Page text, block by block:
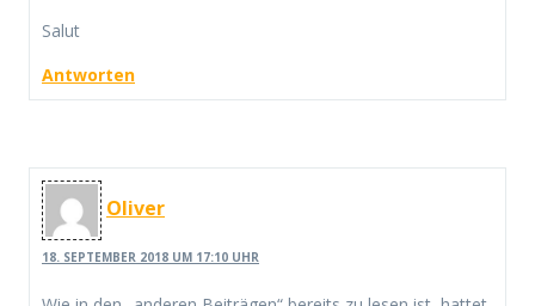
Salut
Antworten
Oliver
18. SEPTEMBER 2018 UM 17:10 UHR